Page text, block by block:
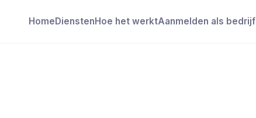
Home Diensten Hoe het werktAanmelden als bedrijf